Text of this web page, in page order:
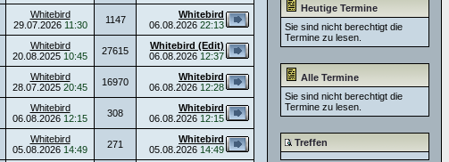
Whitebird
29.07.2026 11:30 1147
Whitebird
06.08.2026 22:13
Whitebird
20.08.2025 10:45 27615
Whitebird (Edit)
06.08.2026 12:37
Whitebird
28.07.2025 20:45 16970
Whitebird
06.08.2026 12:28
Whitebird
06.08.2026 12:15 308
Whitebird
06.08.2026 12:15
Whitebird
05.08.2026 14:49 271
Whitebird
05.08.2026 14:49
Heutige Termine
Sie sind nicht berechtigt die
Termine zu lesen.
Alle Termine
Sie sind nicht berechtigt die
Termine zu lesen.
Treffen